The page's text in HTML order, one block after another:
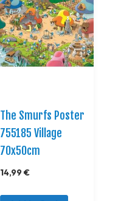
The Smurfs Poster
755185 Village
70x50cm
14,99 €